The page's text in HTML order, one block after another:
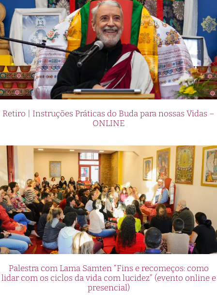
Retiro | Instruções Práticas do Buda para nossas Vidas –
ONLINE
Palestra com Lama Samten “Fins e recomeços: como
lidar com os ciclos da vida com lucidez” (evento online e
presencial)